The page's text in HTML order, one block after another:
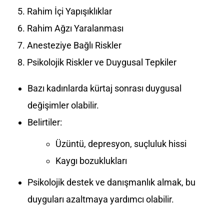
Rahim İçi Yapışıklıklar
Rahim Ağzı Yaralanması
Anesteziye Bağlı Riskler
Psikolojik Riskler ve Duygusal Tepkiler
Bazı kadınlarda kürtaj sonrası duygusal
değişimler olabilir.
Belirtiler:
Üzüntü, depresyon, suçluluk hissi
Kaygı bozuklukları
Psikolojik destek ve danışmanlık almak, bu
duyguları azaltmaya yardımcı olabilir.